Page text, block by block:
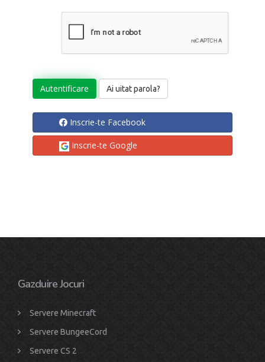
Ai uitat parola?
Inscrie-te Facebook
Inscrie-te Google
Gazduire Jocuri
Servere Minecraft
Servere BungeeCord
Servere CS 2